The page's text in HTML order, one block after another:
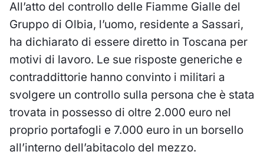
All’atto del controllo delle Fiamme Gialle del
Gruppo di Olbia, l’uomo, residente a Sassari,
ha dichiarato di essere diretto in Toscana per
motivi di lavoro. Le sue risposte generiche e
contraddittorie hanno convinto i militari a
svolgere un controllo sulla persona che è stata
trovata in possesso di oltre 2.000 euro nel
proprio portafogli e 7.000 euro in un borsello
all’interno dell’abitacolo del mezzo.